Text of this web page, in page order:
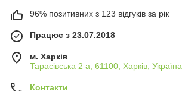
96% позитивних з 123 відгуків за рік
Працює з 23.07.2018
м. Харків
Тарасівська 2 а, 61100, Харків, Україна
Контакти